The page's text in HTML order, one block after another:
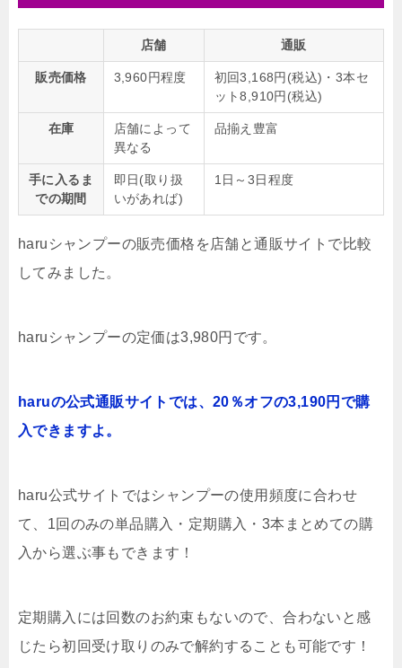
店舗 通販
販売価格 3,960円程度
初回3,168円(税込)・3本セ
ット8,910円(税込)
在庫
店舗によって
異なる
品揃え豊富
手に入るま
での期間
即日(取り扱
いがあれば)
1日～3日程度
haruシャンプーの販売価格を店舗と通販サイトで比較
してみました。
haruシャンプーの定価は3,980円です。
haruの公式通販サイトでは、20％オフの3,190円で購
入できますよ。
haru公式サイトではシャンプーの使用頻度に合わせ
て、1回のみの単品購入・定期購入・3本まとめての購
入から選ぶ事もできます！
定期購入には回数のお約束もないので、合わないと感
じたら初回受け取りのみで解約することも可能です！